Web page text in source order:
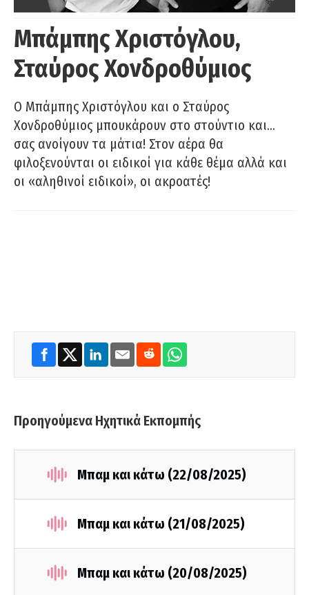
Μπάμπης Χριστόγλου,
Σταύρος Χονδροθύμιος
O Μπάμπης Χριστόγλου και ο Σταύρος
Χονδροθύμιος μπουκάρουν στο στούντιο και…
σας ανοίγουν τα μάτια! Στον αέρα θα
φιλοξενούνται οι ειδικοί για κάθε θέμα αλλά και
οι «αληθινοί ειδικοί», οι ακροατές!
Προηγούμενα Ηχητικά Εκπομπής
Μπαμ και κάτω (22/08/2025)
Μπαμ και κάτω (21/08/2025)
Μπαμ και κάτω (20/08/2025)